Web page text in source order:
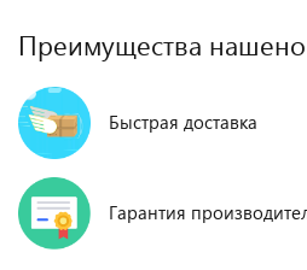
Преимущества нашено
Быстрая доставка
Гарантия